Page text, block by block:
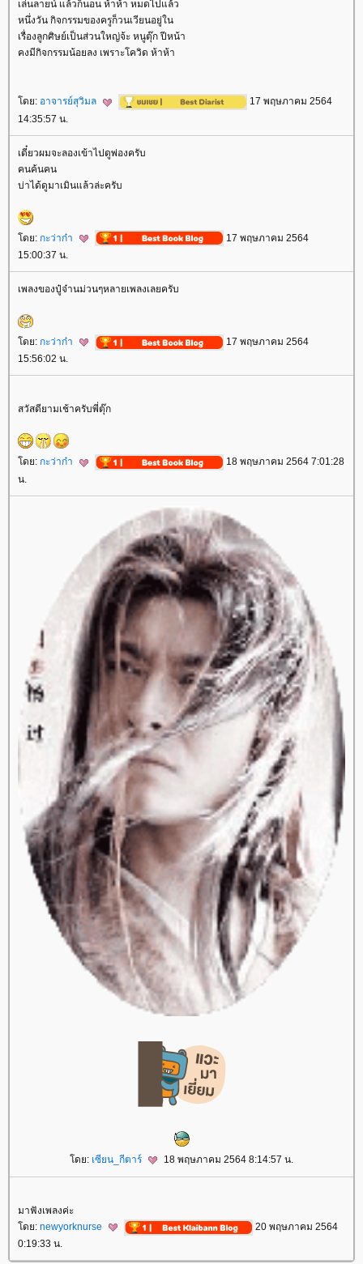
เล่นลายน์ แล้วก็นอน ห้าห้า หมดไปแล้ว
หนึ่งวัน กิจกรรมของครูก็วนเวียนอยู่ใน
เรื่องลูกศิษย์เป็นส่วนใหญ่จ้ะ หนูตุ๊ก ปีหน้า
คงมีกิจกรรมน้อยลง เพราะโควิด ห้าห้า
ดย: อาจารย์สุวิมล
17 พฤษภาคม 2564
14:35:57 น.
เดี๋ยวผมจะลองเข้าไปดูพ่องครับ
คนค้นคน
บ่าได้ดูมาเมินแล้วล่ะครับ
ดย: กะว่าก๋า
17 พฤษภาคม 2564
15:00:37 น.
เพลงของปู๋จ๋านม่วนๆหลายเพลงเลยครับ
ดย: กะว่าก๋า
17 พฤษภาคม 2564
15:56:02 น.
สวัสดียามเช้าครับพี่ตุ๊ก
ดย: กะว่าก๋า
18 พฤษภาคม 2564 7:01:28
น.
ดย: เซียน_กีตาร์ 18 พฤษภาคม 2564 8:14:57 น.
มาฟังเพลงค่ะ
ดย: newyorknurse
20 พฤษภาคม 2564
0:19:33 น.